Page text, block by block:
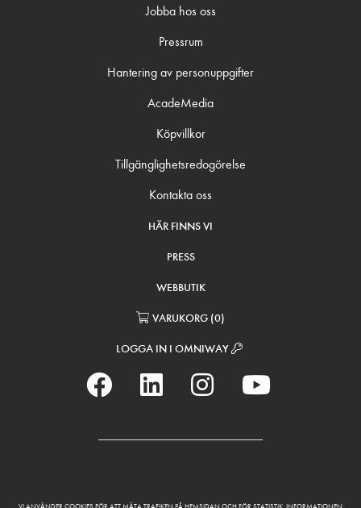
Jobba hos oss
Pressrum
Hantering av personuppgifter
AcadeMedia
Köpvillkor
Tillgänglighetsredogörelse
Kontakta oss
HÄR FINNS VI
PRESS
WEBBUTIK
VARUKORG (0)
LOGGA IN I OMNIWAY
VI ANVÄNDER COOKIES FÖR ATT MÄTA TRAFIKEN PÅ HEMSIDAN OCH FÖR STATISTIK. INFORMATIONEN